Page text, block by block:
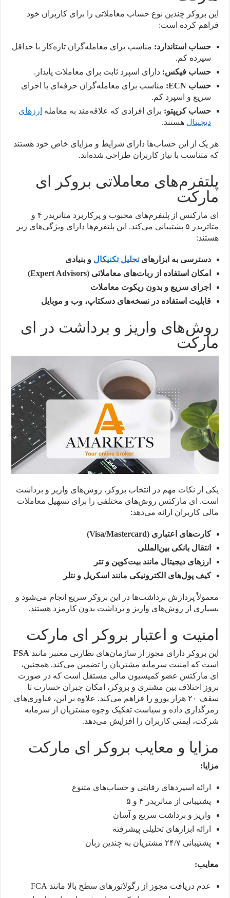
این بروکر چندین نوع حساب معاملاتی را برای کاربران خود
فراهم کرده است:
حساب استاندارد: مناسب برای معامله‌گران تازه‌کار با حداقل
سپرده کم.
حساب فیکس: دارای اسپرد ثابت برای معاملات پایدار.
حساب ECN:
مناسب برای معامله‌گران حرفه‌ای با اجرای
سریع و اسپرد کم.
حساب کریپتو: برای افرادی که علاقه‌مند به معامله ارزهای
دیجیتال هستند.
هر یک از این حساب‌ها دارای شرایط و مزایای خاص خود هستند
که متناسب با نیاز کاربران طراحی شده‌اند.
پلتفرم‌های معاملاتی بروکر ای
مارکت
ای مارکتس از پلتفرم‌های محبوب و پرکاربرد متاتریدر ۴ و
متاتریدر ۵ پشتیبانی می‌کند. این پلتفرم‌ها دارای ویژگی‌های زیر
هستند:
دسترسی به ابزارهایتحلیل تکنیکال و بنیادی
امکان استفاده از ربات‌های معاملاتی (Expert Advisors)
اجرای سریع و بدون ریکوت معاملات
قابلیت استفاده در نسخه‌های دسکتاپ، وب و موبایل
روش‌های واریز و برداشت در ای
مارکت
یکی از نکات مهم در انتخاب بروکر، روش‌های واریز و برداشت
است. ای مارکتس روش‌های مختلفی را برای تسهیل معاملات
مالی کاربران ارائه می‌دهد:
کارت‌های اعتباری (Visa/Mastercard)
انتقال بانکی بین‌المللی
ارزهای دیجیتال مانند بیت‌کوین و تتر
کیف پول‌های الکترونیکی مانند اسکریل و نتلر
معمولاً پردازش برداشت‌ها در این بروکر سریع انجام می‌شود و
بسیاری از روش‌های واریز و برداشت بدون کارمزد هستند.
امنیت و اعتبار بروکر ای مارکت
این بروکر دارای مجوز از سازمان‌های نظارتی معتبر مانند FSA
است که امنیت سرمایه مشتریان را تضمین می‌کند. همچنین،
ای مارکتس عضو کمیسیون مالی مستقل است که در صورت
بروز اختلاف بین مشتری و بروکر، امکان جبران خسارت تا
سقف ۲۰ هزار یورو را فراهم می‌کند. علاوه بر این، فناوری‌های
رمزگذاری داده و سیاست تفکیک وجوه مشتریان از سرمایه
شرکت، ایمنی کاربران را افزایش می‌دهد.
مزایا و معایب بروکر ای مارکت
مزایا:
ارائه اسپردهای رقابتی و حساب‌های متنوع
پشتیبانی از متاتریدر ۴ و ۵
واریز و برداشت سریع و آسان
ارائه ابزارهای تحلیلی پیشرفته
پشتیبانی ۲۴/۷ مشتریان به چندین زبان
معایب:
عدم دریافت مجوز از رگولاتورهای سطح بالا مانند FCA